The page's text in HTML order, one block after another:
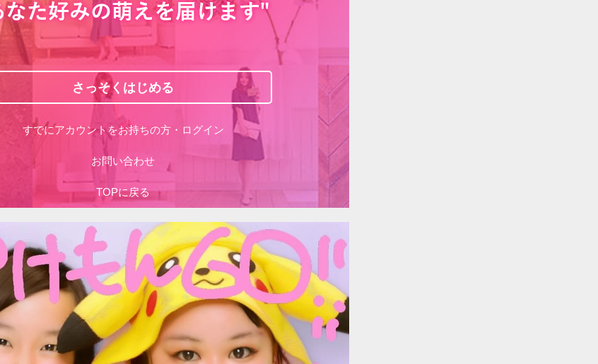
さっそくはじめる
すでにアカウントをお持ちの方・ログイン
お問い合わせ
TOPに戻る